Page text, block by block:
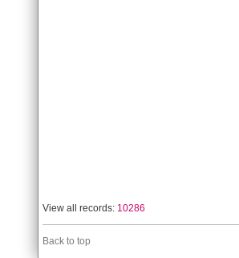
View all records: 10286
Back to top